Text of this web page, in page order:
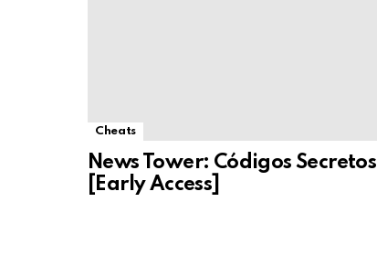
Cheats
News Tower: Códigos Secretos
[Early Access]